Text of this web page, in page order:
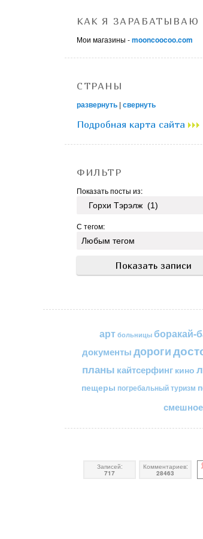
КАК Я ЗАРАБАТЫВАЮ
Мои магазины -mooncoocoo.com
СТРАНЫ
развернуть | свернуть
Подробная карта сайта
ФИЛЬТР
Показать посты из:
С тегом:
арт больницы боракай-
документыдороги
планы кайтсерфинг кино
пещеры погребальный туризм
смешное
Записей:
717
Комментариев:
28463